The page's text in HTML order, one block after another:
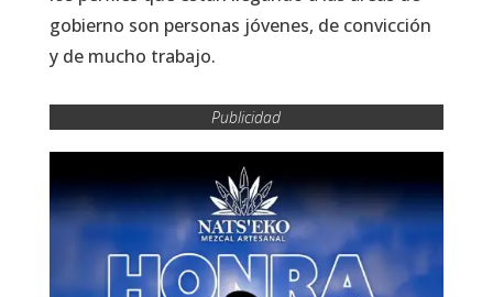
gobierno son personas jóvenes, de convicción
y de mucho trabajo.
Publicidad